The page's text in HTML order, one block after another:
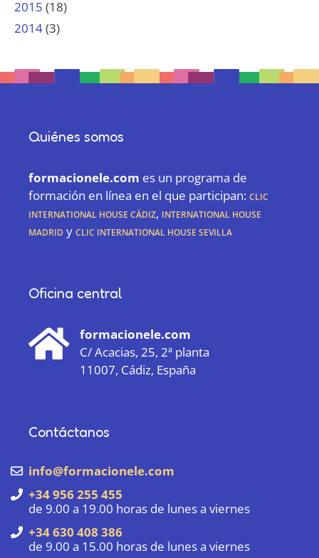
2015 (18)
2014(3)
Quiénes somos
formacionele.com es un programa de
formación en línea en el que participan:CLIC
International House Cádiz, International House
Madrid yCLIC International House Sevilla
Oficina central
formacionele.com
C/ Acacias, 25, 2ª planta
11007, Cádiz, España
Contáctanos
info@formacionele.com
+34 956 255 455
de 9.00 a 19.00 horas de lunes a viernes
+34 630 408 386
de 9.00 a 15.00 horas de lunes a viernes